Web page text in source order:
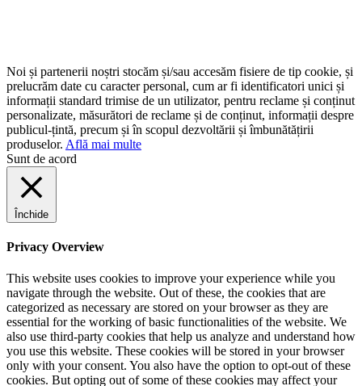
Noi și partenerii noștri stocăm și/sau accesăm fisiere de tip cookie, și
prelucrăm date cu caracter personal, cum ar fi identificatori unici și
informații standard trimise de un utilizator, pentru reclame și conținut
personalizate, măsurători de reclame și de conținut, informații despre
publicul-țintă, precum și în scopul dezvoltării și îmbunătățirii
produselor. Află mai multe
Sunt de acord
Închide
Privacy Overview
This website uses cookies to improve your experience while you
navigate through the website. Out of these, the cookies that are
categorized as necessary are stored on your browser as they are
essential for the working of basic functionalities of the website. We
also use third-party cookies that help us analyze and understand how
you use this website. These cookies will be stored in your browser
only with your consent. You also have the option to opt-out of these
cookies. But opting out of some of these cookies may affect your